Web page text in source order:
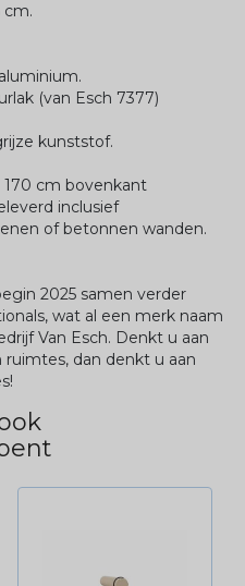
cm.
(van Esch 7377)
kunststof.
cm bovenkant
inclusief
of betonnen wanden.
2025 samen verder
wat al een merk naam
Van Esch. Denkt u aan
dan denkt u aan